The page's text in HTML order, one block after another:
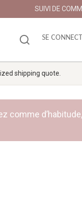
SUIVI DE
SE
shipping quote.
comme